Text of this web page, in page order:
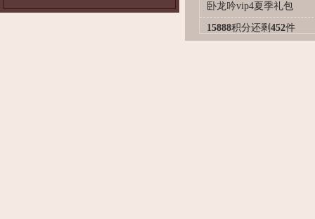
卧龙吟vip4夏季礼包
15888积分还剩 452件